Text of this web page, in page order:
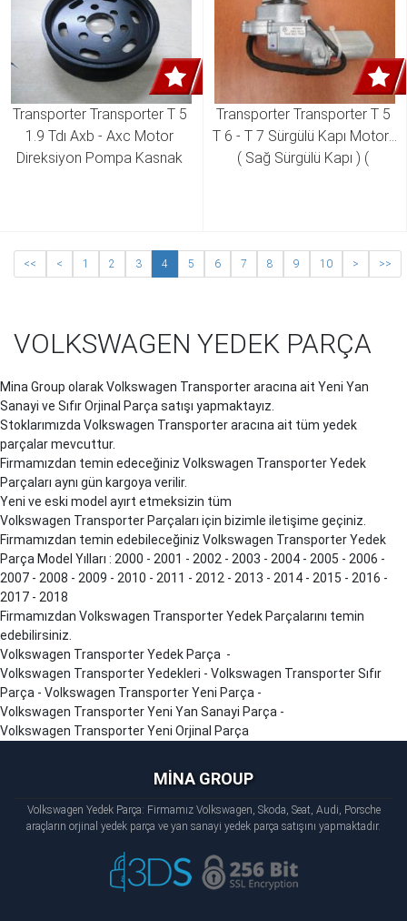
Transporter Transporter T 5
1.9 Tdı Axb - Axc Motor
Direksiyon Pompa Kasnak
Transporter Transporter T 5
T 6 - T 7 Sürgülü Kapı Motoru
( Sağ Sürgülü Kapı ) (
<< < 1 2 3 4 5 6 7 8 9 10 > >>
VOLKSWAGEN YEDEK PARÇA
Mina Group olarak Volkswagen Transporteraracına ait Yeni Yan
Sanayi ve Sıfır Orjinal Parça satışı yapmaktayız.
Stoklarımızda Volkswagen Transporteraracına ait tüm yedek
parçalar mevcuttur.
Firmamızdan temin edeceğiniz Volkswagen TransporterYedek
Parçaları aynı gün kargoya verilir.
Yeni ve eski model ayırt etmeksizin tüm
Volkswagen Transporter Parçaları için bizimle iletişime geçiniz.
Firmamızdan temin edebileceğiniz Volkswagen TransporterYedek
Parça Model Yılları : 2000 - 2001 - 2002 - 2003 - 2004 - 2005 - 2006 -
2007 - 2008 - 2009 - 2010 - 2011 - 2012 - 2013 - 2014 - 2015 - 2016 -
2017 - 2018
Firmamızdan Volkswagen TransporterYedek Parçalarını temin
edebilirsiniz.
Volkswagen TransporterYedek Parça -
Volkswagen TransporterYedekleri - Volkswagen TransporterSıfır
Parça - Volkswagen TransporterYeni Parça -
Volkswagen TransporterYeni Yan Sanayi Parça -
Volkswagen TransporterYeni Orjinal Parça
MİNA GROUP
Volkswagen Yedek Parça: Firmamız Volkswagen, Skoda, Seat, Audi, Porsche
araçların orjinal yedek parça ve yan sanayi yedek parça satışını yapmaktadır.